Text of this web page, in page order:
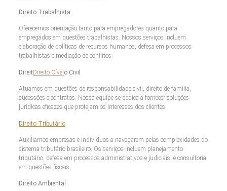
Direito Trabalhista
Oferecemos orientação tanto para empregadores quanto para
empregados em questões trabalhistas. Nossos serviços incluem
elaboração de políticas de recursos humanos, defesa em processos
trabalhistas e mediação de conflitos.
DireitDireito Cível o Civil
Atuamos em questões de responsabilidade civil, direito de família,
sucessões e contratos. Nossa equipe se dedica a fornecer soluções
jurídicas eficazes que protejam os interesses dos clientes.
Direito Tributário
Auxiliamos empresas e indivíduos a navegarem pelas complexidades do
sistema tributário brasileiro. Os serviços incluem planejamento
tributário, defesa em processos administrativos e judiciais, e consultoria
em questões fiscais.
Direito Ambiental